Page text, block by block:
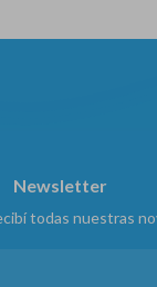
Newsletter
todas nuestras